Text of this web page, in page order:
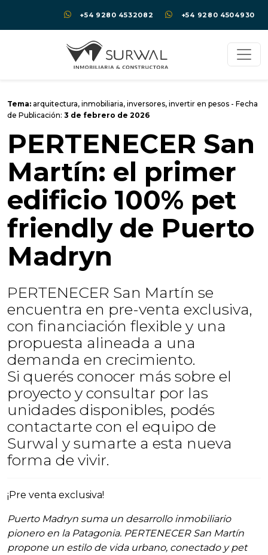
+54 9280 4532082 +54 9280 4504930
Tema: arquitectura, inmobiliaria, inversores, invertir en pesos - Fecha
de Publicación: 3 de febrero de 2026
PERTENECER San
Martín: el primer
edificio 100% pet
friendly de Puerto
Madryn
PERTENECER San Martín se
encuentra en pre-venta exclusiva,
con financiación flexible y una
propuesta alineada a una
demanda en crecimiento.
Si querés conocer más sobre el
proyecto y consultar por las
unidades disponibles, podés
contactarte con el equipo de
Surwal y sumarte a esta nueva
forma de vivir.
¡Pre venta exclusiva!
Puerto Madryn suma un desarrollo inmobiliario
pionero en la Patagonia. PERTENECER San Martín
propone un estilo de vida urbano, conectado y pet